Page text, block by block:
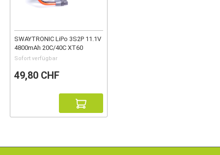
SWAYTRONIC LiPo 3S2P 11.1V
4800mAh 20C/40C XT60
Sofort verfügbar
49,80 CHF